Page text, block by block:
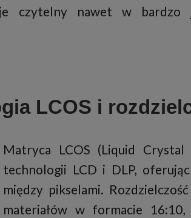
czytelny nawet w bardzo
LCOS i
Matryca LCOS (Liquid
technologii LCD i DLP,
między pikselami.
materiałów w formacie